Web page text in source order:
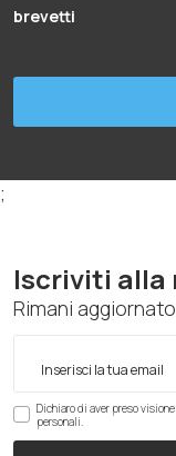
brevetti
;
Iscriviti alla
Rimani
Dichiaro di aver preso
personali.